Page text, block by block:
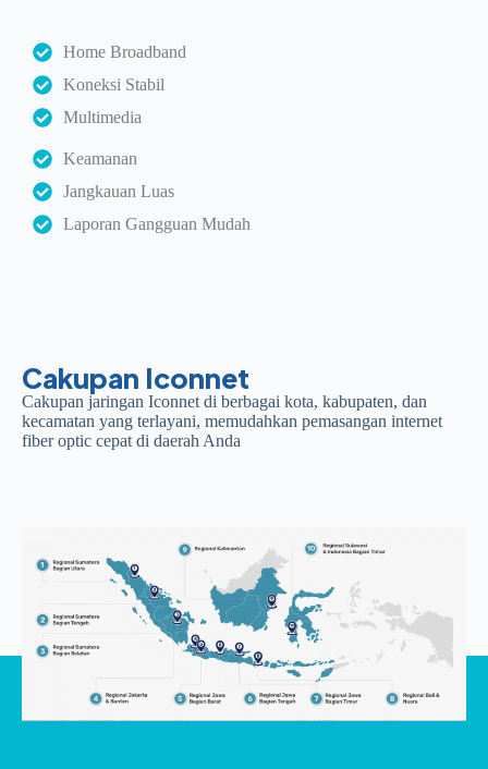
Home Broadband
Koneksi Stabil
Multimedia
Keamanan
Jangkauan Luas
Laporan Gangguan Mudah
Cakupan Iconnet
Cakupan jaringan Iconnet di berbagai kota, kabupaten, dan
kecamatan yang terlayani, memudahkan pemasangan internet
fiber optic cepat di daerah Anda